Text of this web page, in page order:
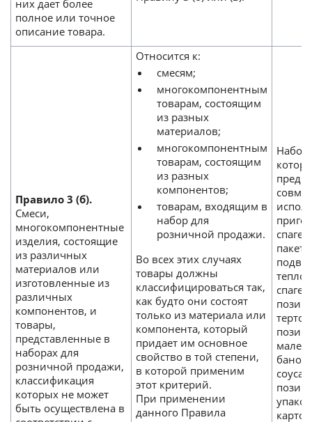
них дает более
полное или точное
описание товара.
Правило 3 (б).
Смеси,
многокомпонентные
изделия, состоящие
из различных
материалов или
изготовленные из
различных
компонентов, и
товары,
представленные в
наборах для
розничной продажи,
классификация
которых не может
быть осуществлена в
Относится к:
смесям;
многокомпонентным
товарам, состоящим
из разных
материалов;
многокомпонентным
товарам, состоящим
из разных
компонентов;
товарам, входящим в
набор для
розничной продажи.
Во всех этих случаях
товары должны
классифицироваться так,
как будто они состоят
только из материала или
компонента, который
придает им основное
свойство в той степени,
в которой применим
этот критерий.
При применении
данного Правила
соуса